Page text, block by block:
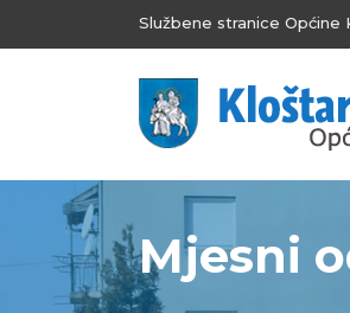
Službene stranice Općine
Mjesni